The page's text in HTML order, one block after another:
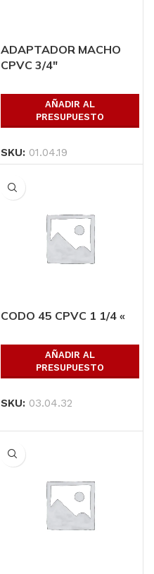
ADAPTADOR MACHO
CPVC 3/4″
AÑADIR AL
PRESUPUESTO
SKU: 01.04.19
CODO 45 CPVC 1 1/4 «
AÑADIR AL
PRESUPUESTO
SKU: 03.04.32